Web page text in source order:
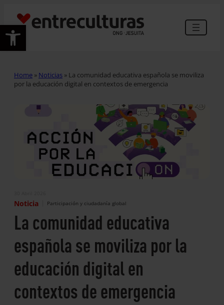
Abrir barra de herramientas
Home » Noticias » La comunidad educativa española se moviliza
por la educación digital en contextos de emergencia
Noticia Participación y ciudadanía global
La comunidad educativa
española se moviliza por la
educación digital en
contextos de emergencia